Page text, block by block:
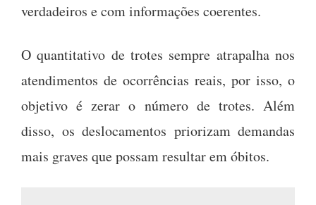
verdadeiros e com informações coerentes.
O quantitativo de trotes sempre atrapalha nos
atendimentos de ocorrências reais, por isso, o
objetivo é zerar o número de trotes. Além
disso, os deslocamentos priorizam demandas
mais graves que possam resultar em óbitos.